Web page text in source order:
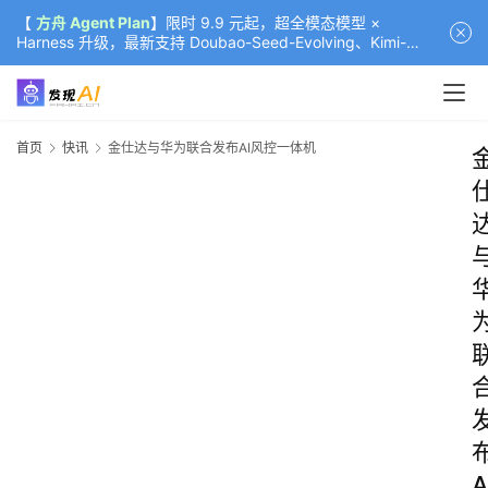
【 方舟 Agent Plan】限时 9.9 元起，超全模态模型 ×
Harness 升级，最新支持 Doubao-Seed-Evolving、Kimi-
K3（部分）、GLM-5.2
首页 快讯 金仕达与华为联合发布AI风控一体机